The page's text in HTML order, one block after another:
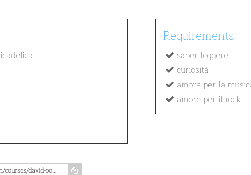
Requirements
saper leggere
curiosità
amore per la
amore per il rock
https://www.memozing.com/en/courses/david-bowie-scary-monsters-and-super-creeps-9269c84bbbc9cd86dd7c333